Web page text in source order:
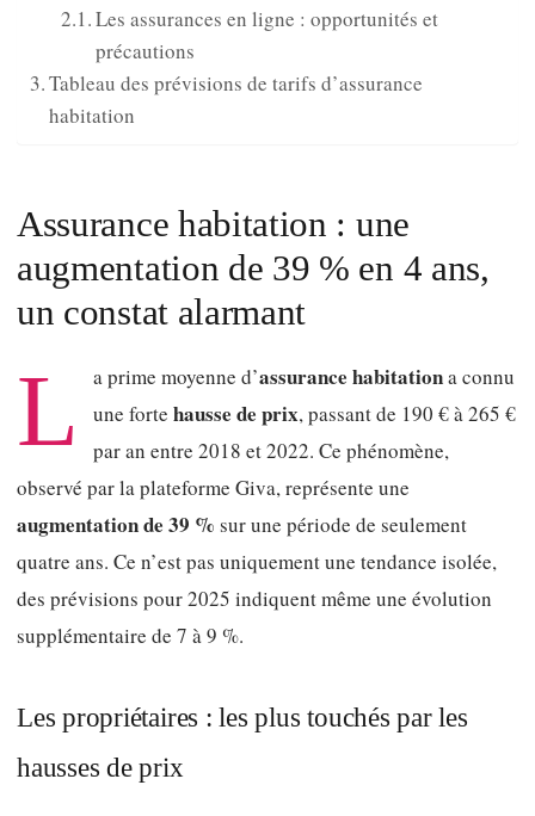
Les assurances en ligne : opportunités et
précautions
Tableau des prévisions de tarifs d’assurance
habitation
Assurance habitation : une
augmentation de 39 % en 4 ans,
un constat alarmant
L a prime moyenne d’assurance habitationa connu
une forte hausse de prix, passant de 190 € à 265 €
par an entre 2018 et 2022. Ce phénomène,
observé par la plateforme Giva, représente une
augmentation de 39 % sur une période de seulement
quatre ans. Ce n’est pas uniquement une tendance isolée,
des prévisions pour 2025 indiquent même une évolution
supplémentaire de 7 à 9 %.
Les propriétaires : les plus touchés par les
hausses de prix